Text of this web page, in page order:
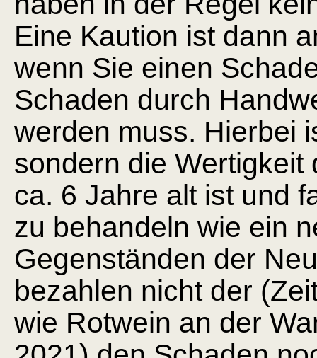
Eine Kaution ist dann
wenn Sie einen
Schaden durch
werden muss. Hierbei
sondern die Wertigkeit
ca. 6 Jahre alt ist und
zu behandeln wie ein
Gegenständen der
bezahlen nicht der
wie Rotwein an der